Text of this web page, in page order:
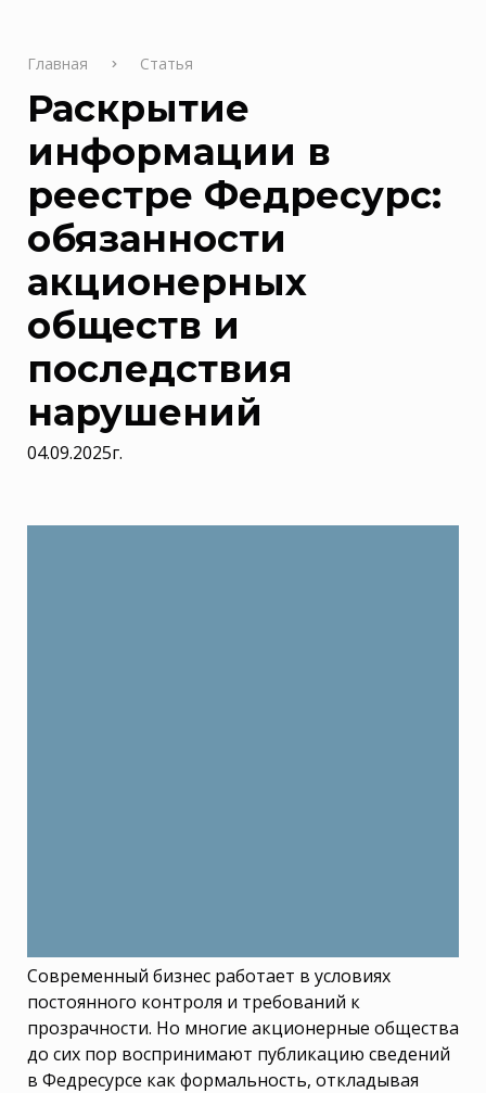
Раскрытие
информации в
реестре Федресурс:
обязанности
акционерных
обществ и
последствия
нарушений
04.09.2025г.
Современный бизнес работает в условиях
постоянного контроля и требований к
прозрачности. Но многие акционерные общества
до сих пор воспринимают публикацию сведений
в Федресурсе как формальность, откладывая
Главная Статья